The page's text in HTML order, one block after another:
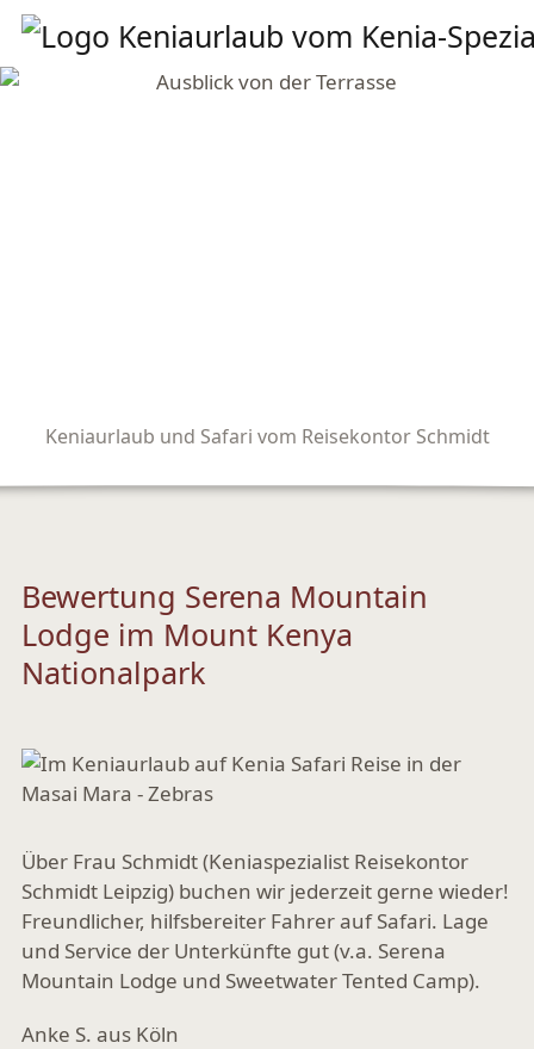
Keniaurlaub und Safari vom Reisekontor Schmidt
Bewertung Serena Mountain
Lodge im Mount Kenya
Nationalpark
Über Frau Schmidt (Keniaspezialist Reisekontor
Schmidt Leipzig) buchen wir jederzeit gerne wieder!
Freundlicher, hilfsbereiter Fahrer auf Safari. Lage
und Service der Unterkünfte gut (v.a. Serena
Mountain Lodge und Sweetwater Tented Camp).
Anke S. aus Köln